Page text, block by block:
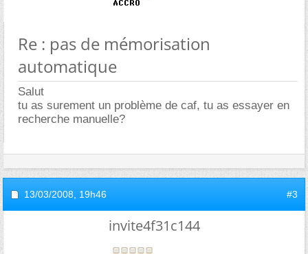
Re : pas de mémorisation
automatique
Salut
tu as surement un problème de caf, tu as essayer en
recherche manuelle?
13/03/2008, 19h46 #3
invite4f31c144